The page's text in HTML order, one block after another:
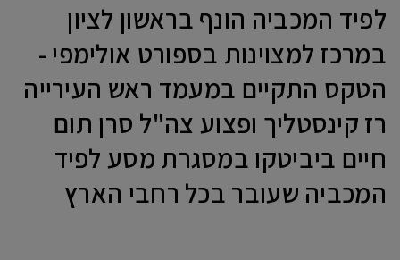
לפיד המכביה הונף בראשון לציון
במרכז למצוינות בספורט אולימפי -
הטקס התקיים במעמד ראש העירייה
רז קינסטליך ופצוע צה"ל סרן תום
חיים ביביטקו במסגרת מסע לפיד
המכביה שעובר בכל רחבי הארץ